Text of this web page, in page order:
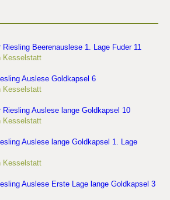
Beerenauslese 1. Lage Fuder 11
Kesselstatt
Auslese Goldkapsel 6
Kesselstatt
Riesling Auslese lange Goldkapsel 10
Kesselstatt
Auslese lange Goldkapsel 1. Lage
Kesselstatt
Auslese Erste Lage lange Goldkapsel 3